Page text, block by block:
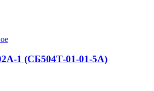
1 (СБ504Т-01-01-5А)